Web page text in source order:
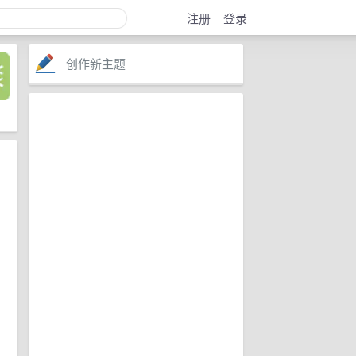
注册 登录
创作新主题